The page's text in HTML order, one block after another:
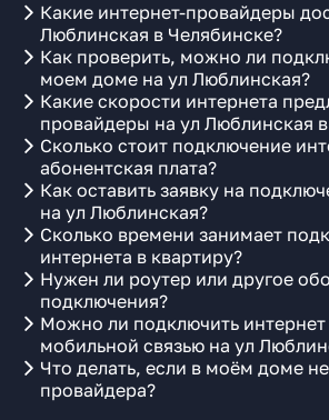
Какие интернет-провайдеры
Люблинская в Челябинске?
Как проверить, можно ли
моем доме на ул Люблинская?
Какие скорости интернета
провайдеры на ул Люблинская
Сколько стоит подключение
абонентская плата?
Как оставить заявку на
на ул Люблинская?
Сколько времени занимает
интернета в квартиру?
Нужен ли роутер или другое
подключения?
Можно ли подключить интернет
мобильной связью на ул
Что делать, если в моём доме
провайдера?